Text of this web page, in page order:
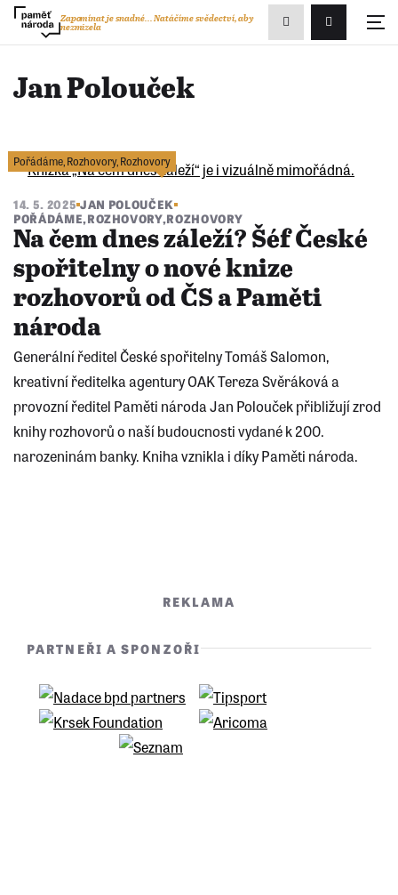
Přihlášení/
Zapomínat je snadné...Natáčíme svědectví, aby
nezmizela
Zobrazit
vyhledávání
Jan Polouček
Pořádáme,Rozhovory,Rozhovory
14. 5. 2025 JAN POLOUČEK
POŘÁDÁME,ROZHOVORY,ROZHOVORY
Na čem dnes záleží? Šéf České
spořitelny o nové knize
rozhovorů od ČS a Paměti
národa
Generální ředitel České spořitelny Tomáš Salomon,
kreativní ředitelka agentury OAK Tereza Svěráková a
provozní ředitel Paměti národa Jan Polouček přibližují zrod
knihy rozhovorů o naší budoucnosti vydané k 200.
narozeninám banky. Kniha vznikla i díky Paměti národa.
REKLAMA
PARTNEŘI A SPONZOŘI